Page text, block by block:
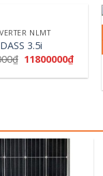
NLMT
DASS 3.5i
₫ 11800000₫